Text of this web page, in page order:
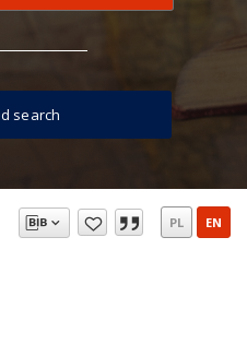
search
PL EN